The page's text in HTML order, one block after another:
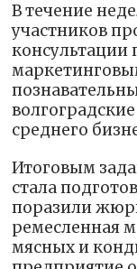
В течение
участников
среднего
Итоговым
стала
поразили
ремесленная
мясных и